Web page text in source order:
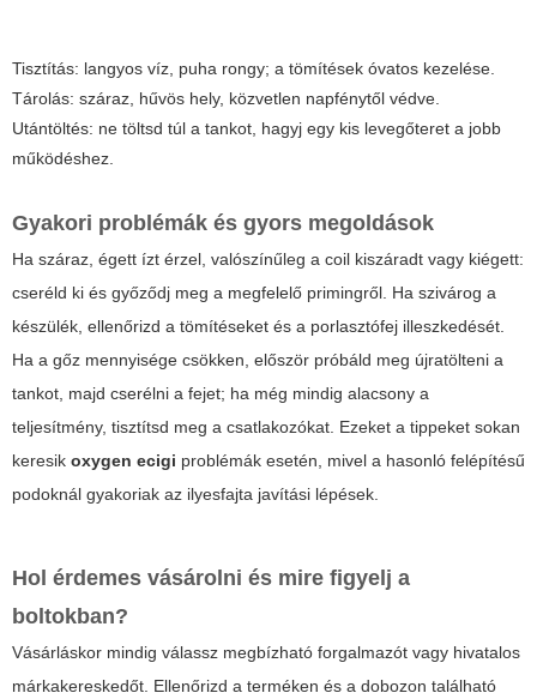
Tisztítás: langyos víz, puha rongy; a tömítések óvatos kezelése.
Tárolás: száraz, hűvös hely, közvetlen napfénytől védve.
Utántöltés: ne töltsd túl a tankot, hagyj egy kis levegőteret a jobb
működéshez.
Gyakori problémák és gyors megoldások
Ha száraz, égett ízt érzel, valószínűleg a coil kiszáradt vagy kiégett:
cseréld ki és győződj meg a megfelelő primingről. Ha szivárog a
készülék, ellenőrizd a tömítéseket és a porlasztófej illeszkedését.
Ha a gőz mennyisége csökken, először próbáld meg újratölteni a
tankot, majd cserélni a fejet; ha még mindig alacsony a
teljesítmény, tisztítsd meg a csatlakozókat. Ezeket a tippeket sokan
keresik oxygen ecigi problémák esetén, mivel a hasonló felépítésű
podoknál gyakoriak az ilyesfajta javítási lépések.
Hol érdemes vásárolni és mire figyelj a
boltokban?
Vásárláskor mindig válassz megbízható forgalmazót vagy hivatalos
márkakereskedőt. Ellenőrizd a terméken és a dobozon található